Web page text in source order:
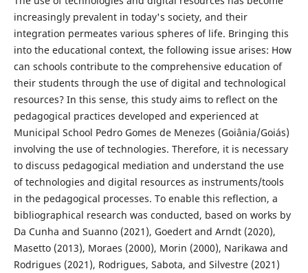
increasingly prevalent in today's society, and their
integration permeates various spheres of life. Bringing this
into the educational context, the following issue arises: How
can schools contribute to the comprehensive education of
their students through the use of digital and technological
resources? In this sense, this study aims to reflect on the
pedagogical practices developed and experienced at
Municipal School Pedro Gomes de Menezes (Goiânia/Goiás)
involving the use of technologies. Therefore, it is necessary
to discuss pedagogical mediation and understand the use
of technologies and digital resources as instruments/tools
in the pedagogical processes. To enable this reflection, a
bibliographical research was conducted, based on works by
Da Cunha and Suanno (2021), Goedert and Arndt (2020),
Masetto (2013), Moraes (2000), Morin (2000), Narikawa and
Rodrigues (2021), Rodrigues, Sabota, and Silvestre (2021)